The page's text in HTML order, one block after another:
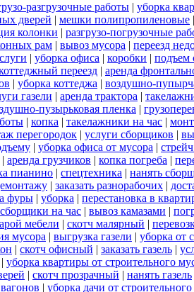
разгрузочные работы | уборка
дверей | мешки полипропиленовые
колонки | разгрузо-погрузочные
рам | вывоз мусора | переезд
| уборка офиса | коробки | подъем
переезд | аренда
| уборка коттеджа | воздушно-
газели | аренда трактора |
пузырьковая пленка |
| копка | такелажники на час |
перегородок | услуги сборщиков |
| уборка офиса от мусора |
| аренда грузчиков | копка погреба |
пианино | спецтехника | нанять
| заказать разнорабочих |
фуры | уборка | перестановка в
сборщики на час | вывоз камазами |
мебели | скотч малярный |
мусора | выгрузка газели | уборка от
| скотч офисный | заказать газель |
| уборка квартиры от строительного
| скотч прозрачный | нанять газель
| уборка дачи от